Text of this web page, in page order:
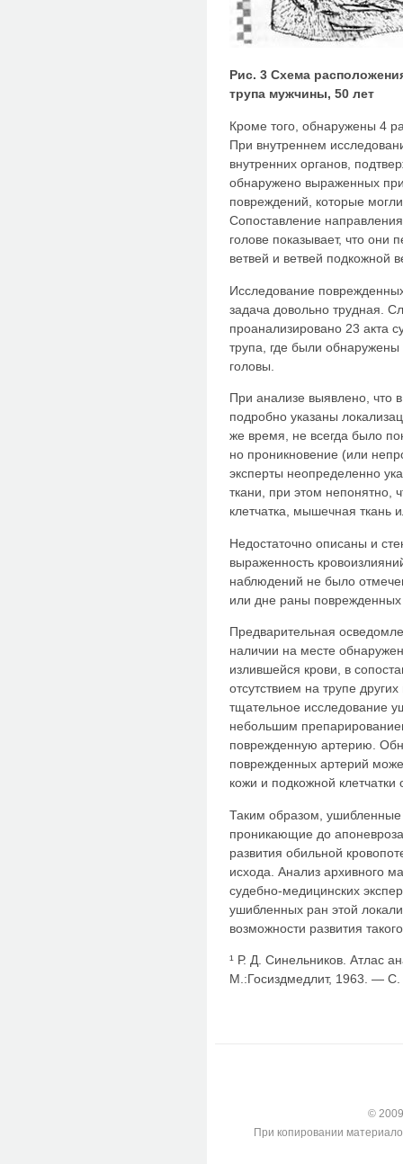
Рис. 3 Схема
трупа мужчины, 50 лет
Кроме того, обнаружены 4
При внутреннем
внутренних органов,
обнаружено выраженных
повреждений, которые
Сопоставление
голове показывает, что они
ветвей и ветвей подкожной
Исследование
задача довольно трудная.
проанализировано 23 акта
трупа, где были
головы.
При анализе выявлено, что
подробно указаны
же время, не всегда было
но проникновение (или
экспер­ты неопределенно
ткани, при этом непонятно,
клетчатка, мышечная ткань
Недостаточно описаны и
выраженность
наблюде­ний не было
или дне раны поврежденных
Предварительная
наличии на месте
излившейся крови, в
отсутствием на трупе
тщательное исследование
неболь­шим
поврежденную артерию.
поврежденных артерий
кожи и подкожной клетчатки
Таким образом, ушибленные
проникающие до
разви­тия обильной
исхода. Ана­лиз архивного
судебно-меди­цинских
ушибленных ран этой
возможности развития
¹ Р. Д. Синельников. Атлас
М.:Госиздмедлит, 1963. — С.
©
При копировании